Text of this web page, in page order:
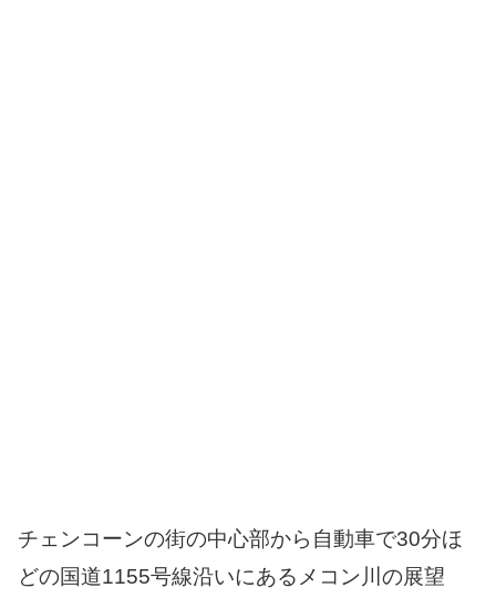
チェンコーンの街の中心部から自動車で30分ほ
どの国道1155号線沿いにあるメコン川の展望